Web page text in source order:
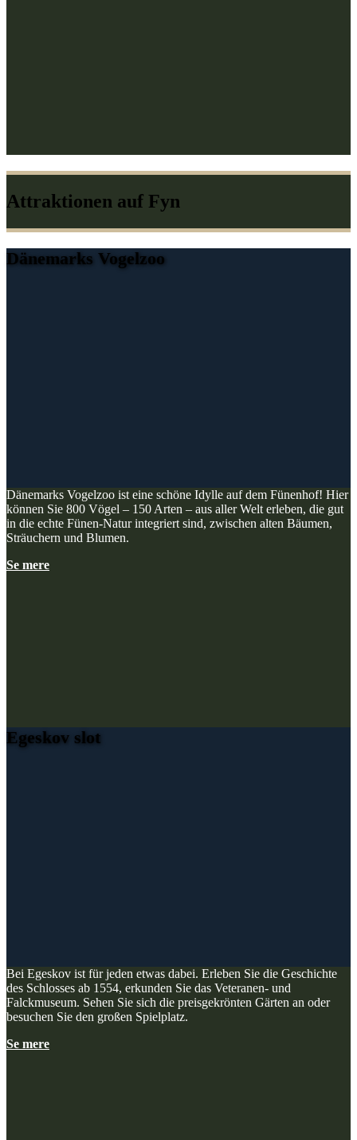
Attraktionen auf Fyn
Dänemarks Vogelzoo
Dänemarks Vogelzoo ist eine schöne Idylle auf dem Fünenhof! Hier
können Sie 800 Vögel – 150 Arten – aus aller Welt erleben, die gut
in die echte Fünen-Natur integriert sind, zwischen alten Bäumen,
Sträuchern und Blumen.
Se mere
Egeskov slot
Bei Egeskov ist für jeden etwas dabei. Erleben Sie die Geschichte
des Schlosses ab 1554, erkunden Sie das Veteranen- und
Falckmuseum. Sehen Sie sich die preisgekrönten Gärten an oder
besuchen Sie den großen Spielplatz.
Se mere